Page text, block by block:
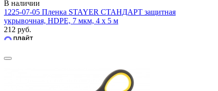
В наличии
1225-07-05 Пленка STAYER СТАНДАРТ защитная
укрывочная, HDPE, 7 мкм, 4 х 5 м
212 руб.